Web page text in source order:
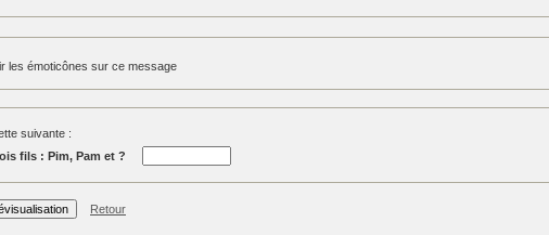
les émoticônes sur ce message
suivante :
fils : Pim, Pam et ?
Retour